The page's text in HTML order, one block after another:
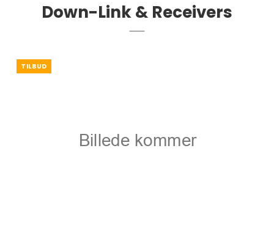
Down-Link & Receivers
TILBUD